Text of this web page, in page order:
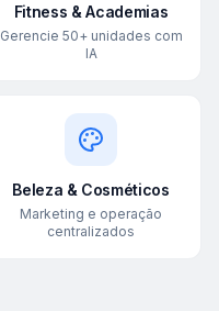
Fitness & Academias
Gerencie 50+ unidades com
IA
Beleza & Cosméticos
Marketing e operação
centralizados